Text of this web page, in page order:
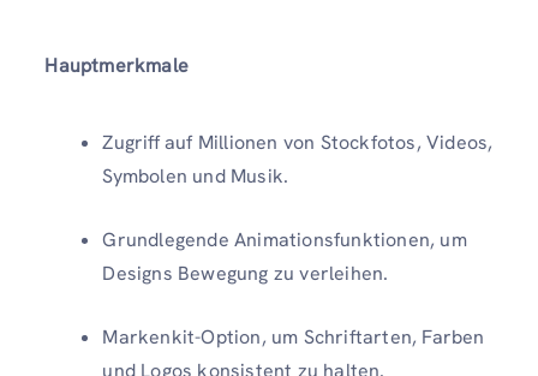
Hauptmerkmale
Zugriff auf Millionen von Stockfotos, Videos,
Symbolen und Musik.
Grundlegende Animationsfunktionen, um
Designs Bewegung zu verleihen.
Markenkit-Option, um Schriftarten, Farben
und Logos konsistent zu halten.